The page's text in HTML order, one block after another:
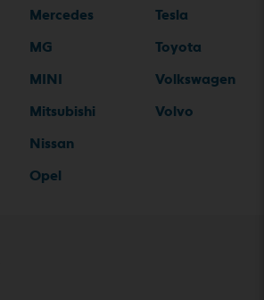
Mercedes
MG
MINI
Mitsubishi
Nissan
Opel
Tesla
Toyota
Volkswagen
Volvo